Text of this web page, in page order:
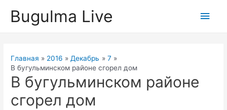
Bugulma Live
Главная 2016 Декабрь
7
В бугульминском районе сгорел дом
В бугульминском районе
сгорел дом